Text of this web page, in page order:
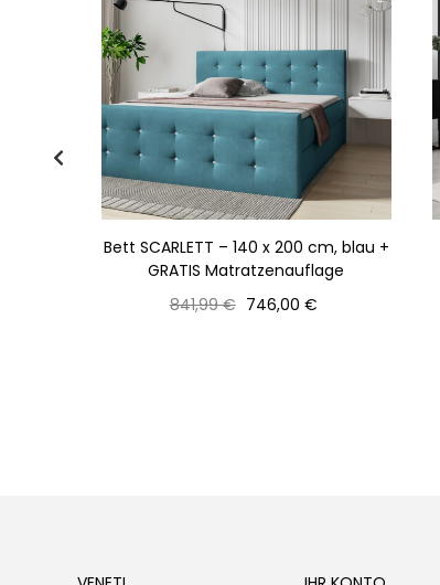
Bett SCARLETT – 140 x 200 cm, blau +
GRATIS Matratzenauflage
Normaler
841,99 € Preis
746,00 €